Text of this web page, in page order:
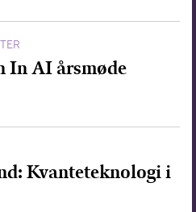
In AI årsmøde
Kvanteteknologi i